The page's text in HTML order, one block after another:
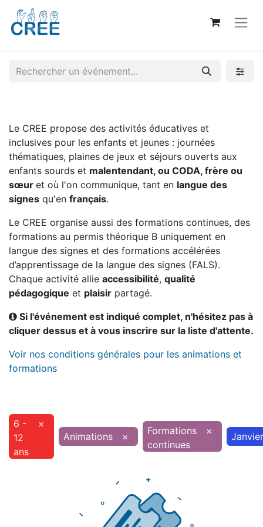
Le CREE propose des activités éducatives et
inclusives pour les enfants et jeunes : journées
thématiques, plaines de jeux et séjours ouverts aux
enfants sourds et malentendant, ou CODA, frère ou
sœur et où l'on communique, tant en langue des
signes qu'en français.
Le CREE organise aussi des formations continues, des
formations au permis théorique B uniquement en
langue des signes et des formations accélérées
d’apprentissage de la langue des signes (FALS).
Chaque activité allie accessibilité, qualité
pédagogique et plaisir partagé.
Si l'événement est indiqué complet, n'hésitez pas à
cliquer dessus et à vous inscrire sur la liste d'attente.
Voir nos conditions générales pour les animations et
formations
6 -
12
ans
×
Animations
×
Formations
continues
× Janvier